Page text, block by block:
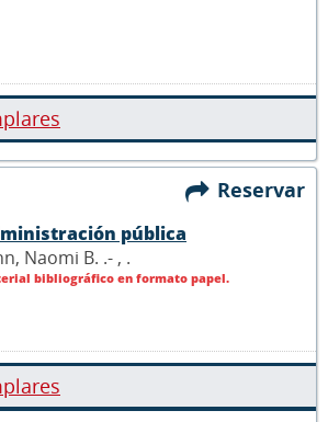
Reservar
pública
Naomi B. .- , .
bibliográfico en formato papel.